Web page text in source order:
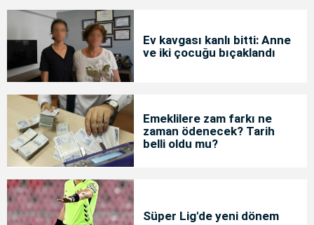
Ev kavgası kanlı bitti: Anne
ve iki çocuğu bıçaklandı
Emeklilere zam farkı ne
zaman ödenecek? Tarih
belli oldu mu?
Süper Lig'de yeni dönem